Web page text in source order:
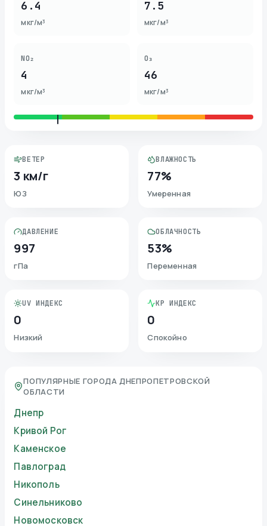
6.4
мкг/м³
7.5
мкг/м³
NO₂
4
мкг/м³
O₃
46
мкг/м³
ВЕТЕР
3 км/г
ЮЗ
ВЛАЖНОСТЬ
77%
Умеренная
ДАВЛЕНИЕ
997
гПа
ОБЛАЧНОСТЬ
53%
Переменная
UV ИНДЕКС
0
Низкий
KP ИНДЕКС
0
Спокойно
ПОПУЛЯРНЫЕ ГОРОДА ДНЕПРОПЕТРОВСКОЙ
ОБЛАСТИ
Днепр
Кривой Рог
Каменское
Павлоград
Никополь
Синельниково
Новомосковск